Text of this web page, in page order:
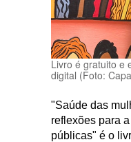
Livro é gratuito e
digital (Foto:
"Saúde das
reflexões para
públicas" é o